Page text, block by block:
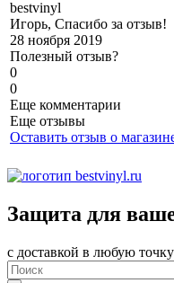
bestvinyl
Игорь, Спасибо за отзыв!
28 ноября 2019
Полезный отзыв?
0
0
Еще комментарии
Еще отзывы
Оставить отзыв о
Защита для
с доставкой в любую